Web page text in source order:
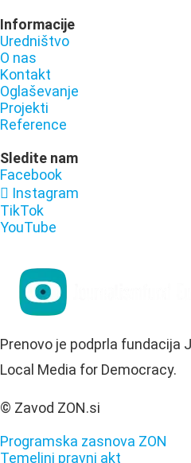
Informacije
Uredništvo
O nas
Kontakt
Oglaševanje
Projekti
Reference
Sledite nam
Facebook
Instagram
TikTok
YouTube
Prenovo je podprla fundacija
Local Media for Democracy.
© Zavod ZON.si
Programska zasnova ZON
Temeljni pravni akt